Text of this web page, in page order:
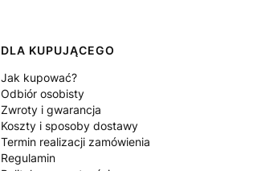
DLA KUPUJĄCEGO
Jak kupować?
Odbiór osobisty
Zwroty i gwarancja
Koszty i sposoby dostawy
Termin realizacji zamówienia
Regulamin